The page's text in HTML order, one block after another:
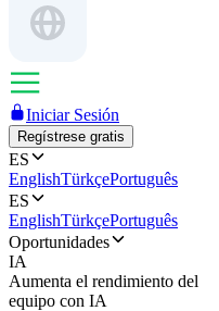
Iniciar Sesión
Regístrese gratis
ES
EnglishTürkçePortuguês
ES
EnglishTürkçePortuguês
Oportunidades
IA
Aumenta el rendimiento del
equipo con IA